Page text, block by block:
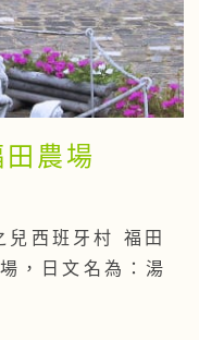
農場
兒西班牙村 福田
，日文名為：湯